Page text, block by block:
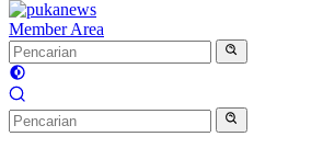
Member Area